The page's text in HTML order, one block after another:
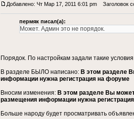
Добавлено: Чт Мар 17, 2011 6:01 pm Заголовок
пермяк писал(а):
Может. Админ это не порядок.
Порядок. По настройкам задали такие
В разделе БЫЛО написано: В этом разделе
информации нужна регистрация на форуме
Вносим изменения: В этом разделе Вы
размещения информации нужна
Больше народу будет просматривать